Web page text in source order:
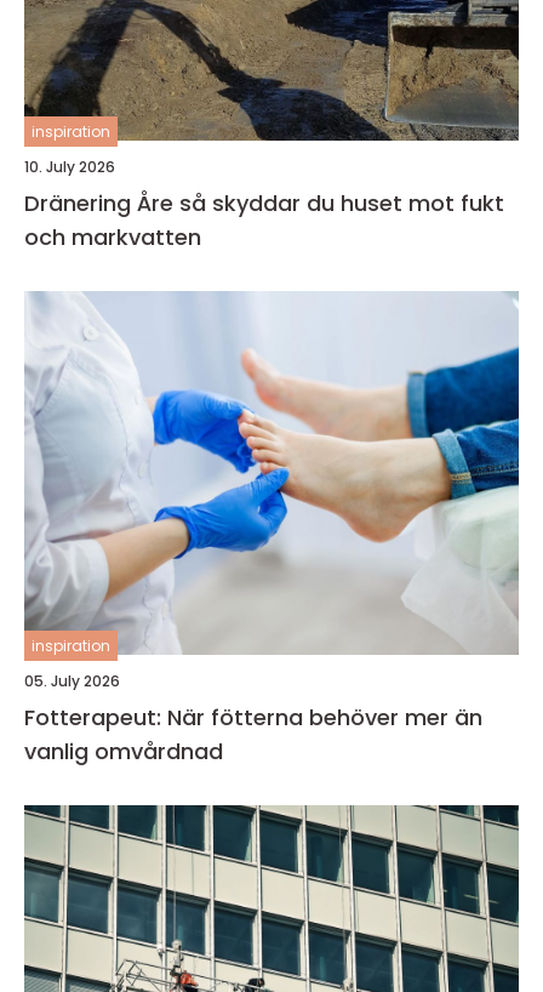
inspiration
10. July 2026
Dränering Åre så skyddar du huset mot fukt
och markvatten
inspiration
05. July 2026
Fotterapeut: När fötterna behöver mer än
vanlig omvårdnad